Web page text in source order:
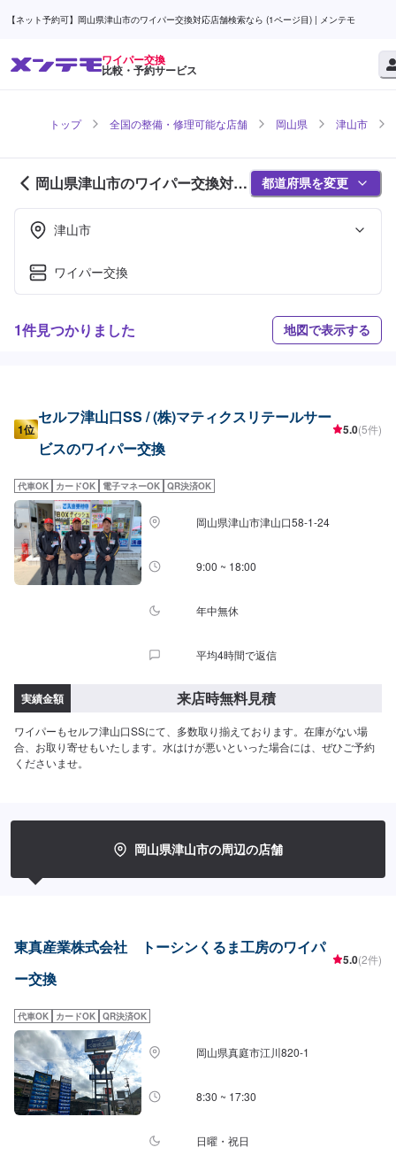
【ネット予約可】岡山県津山市のワイパー交換対応店舗検索なら (1ページ目) | メンテモ
ワイパー交換
比較・予約サービス
トップ 全国の整備・修理可能な店舗 岡山県 津山市
岡山県津山市のワイパー交換対応
店舗紹介 (1ページ目)
都道府県を変更
津山市
ワイパー交換
1件見つかりました 地図で表示する
1位
セルフ津山口SS / (株)マティクスリテールサー
ビスのワイパー交換
5.0(5件)
代車OK カードOK 電子マネーOK QR決済OK
岡山県津山市津山口58-1-24
9:00 ~ 18:00
年中無休
平均4時間で返信
実績金額 来店時無料見積
ワイパーもセルフ津山口SSにて、多数取り揃えております。在庫がない場
合、お取り寄せもいたします。水はけが悪いといった場合には、ぜひご予約
くださいませ。
岡山県津山市の周辺の店舗
東真産業株式会社 トーシンくるま工房のワイパ
ー交換
5.0(2件)
代車OK カードOK QR決済OK
岡山県真庭市江川820-1
8:30 ~ 17:30
日曜・祝日